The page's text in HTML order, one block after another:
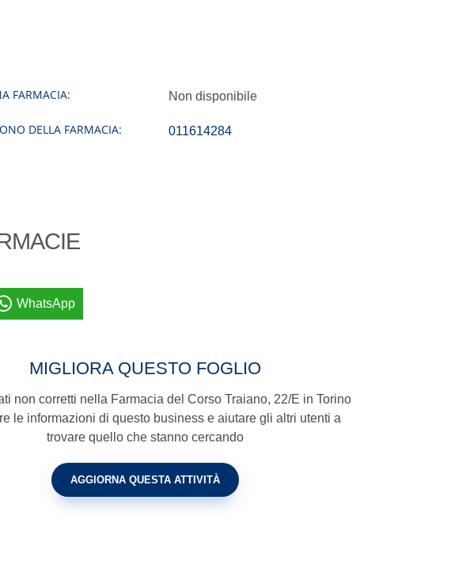
FARMACIA: Non disponibile
DELLA FARMACIA: 011614284
WhatsApp
MIGLIORA QUESTO FOGLIO
non corretti nella Farmacia del Corso Traiano, 22/E in Torino
le informazioni di questo business e aiutare gli altri utenti a
trovare quello che stanno cercando